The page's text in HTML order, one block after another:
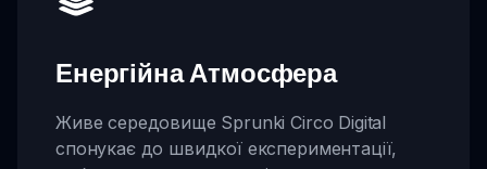
Енергійна Атмосфера
Живе середовище Sprunki Circo Digital
спонукає до швидкої експериментації,